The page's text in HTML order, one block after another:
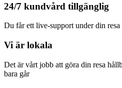
24/7 kundvård tillgänglig
Du får ett live-support under din resa
Vi är lokala
Det är vårt jobb att göra din resa
bara går